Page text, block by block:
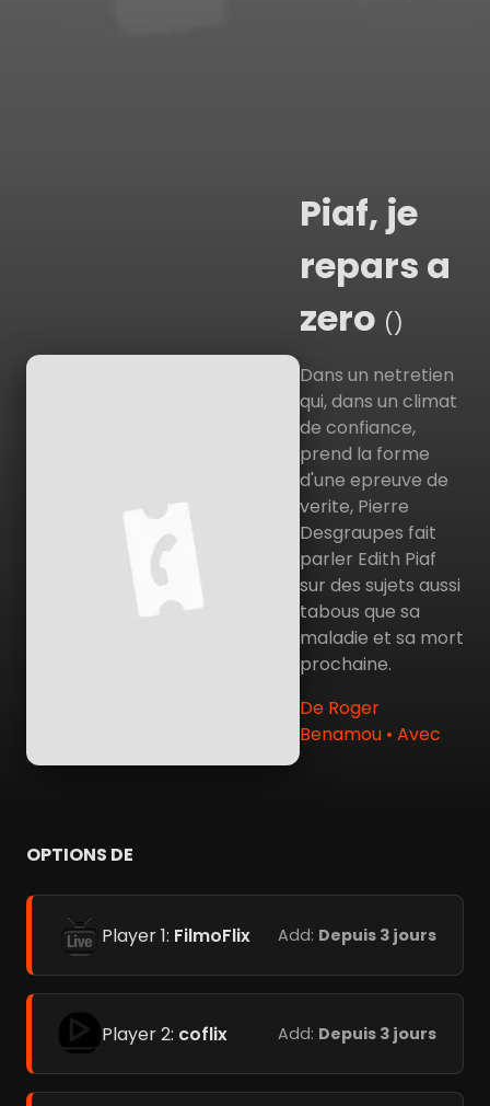
Piaf, je
repars a
zero ()
Dans un netretien
qui, dans un climat
de confiance,
prend la forme
d'une epreuve de
verite, Pierre
Desgraupes fait
parler Edith Piaf
sur des sujets aussi
tabous que sa
maladie et sa mort
prochaine.
De Roger
Benamou • Avec
OPTIONS DE
Player 1: FilmoFlix Add: Depuis 3 jours
Player 2: coflix Add: Depuis 3 jours